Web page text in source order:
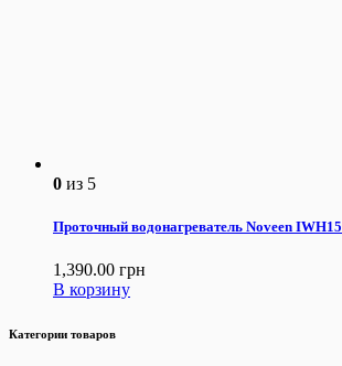
0 из 5
Проточный водонагреватель Noveen
1,390.00 грн
В корзину
Категории товаров